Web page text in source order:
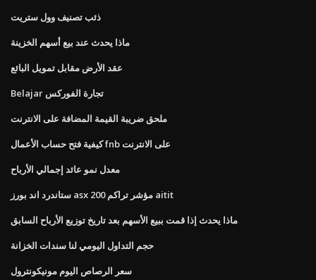
ذئب تصنيف وول ستريت
ماذا يحدث عند بيع أسهم الخزينة
عقد الأرض مقابل تمويل البائع
Belajar تجارة الفوركس
ملحق ضريبة القيمة المضافة على الانترنت
كيفية فتح حساب الأعمال fnb على الانترنت
معدل نمو عائد إجمالي الأرباح
ستاندرد اند بورز asx 200 مؤشر تراكم aitit
ماذا يحدث إذا قمت ببيع الأسهم بعد تاريخ توزيع الأرباح السابق
حجم التداول اليومي لنا سندات الخزانة
سعر الرصاص اليوم مونيكونترول